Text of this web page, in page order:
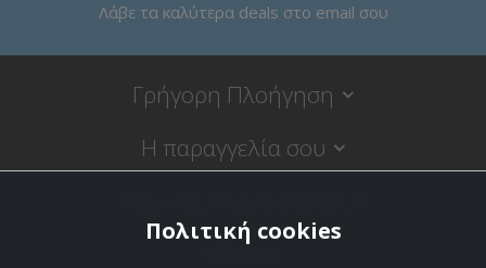
Λάβε τα καλύτερα deals στο email σου
Γρήγορη Πλοήγηση
Η παραγγελία σου
VBstore
Πολιτική cookies